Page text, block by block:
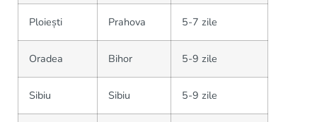
Ploiești Prahova 5-7 zile
Oradea Bihor 5-9 zile
Sibiu Sibiu 5-9 zile